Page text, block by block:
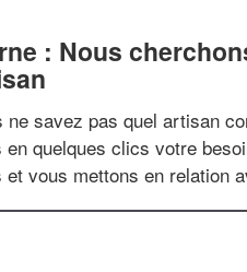
: Nous
ne savez pas quel artisan
en quelques clics votre
et vous mettons en relation